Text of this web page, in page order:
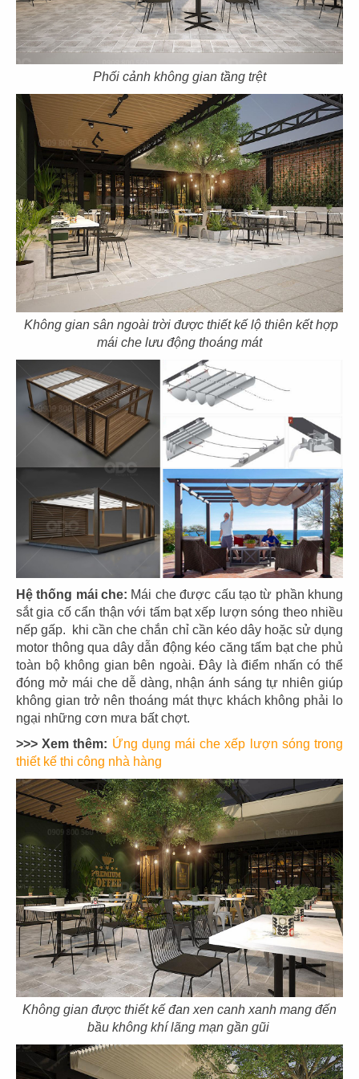
Phối cảnh không gian tầng trệt
Không gian sân ngoài trời được thiết kế lộ thiên kết hợp
mái che lưu động thoáng mát
Hệ thống mái che: Mái che được cấu tạo từ phần khung
sắt gia cố cẩn thận với tấm bạt xếp lượn sóng theo nhiều
nếp gấp. khi cần che chắn chỉ cần kéo dây hoặc sử dụng
motor thông qua dây dẫn động kéo căng tấm bạt che phủ
toàn bộ không gian bên ngoài. Đây là điểm nhấn có thể
đóng mở mái che dễ dàng, nhận ánh sáng tự nhiên giúp
không gian trở nên thoáng mát thực khách không phải lo
ngại những cơn mưa bất chợt.
>>> Xem thêm: Ứng dụng mái che xếp lượn sóng trong
thiết kế thi công nhà hàng
Không gian được thiết kế đan xen canh xanh mang đến
bầu không khí lãng mạn gần gũi
THIẾT KẾ QUÁN CAFE PHÚC KHANG
GARDEN
Chủ đầu tư: Phúc Khang Garden
Diện tích: 210m2
Địa điểm: 210B, P. Linh Đông, TP. Thủ Đức,
TP.HCM
CHI TIẾT
THIẾT KẾ THI CÔNG QUÁN CAFE T
COFFEE
Chủ đầu tư: T Coffee
Diện tích: 487 m2
Địa điểm: 65-66 Mai Chí Thọ, Thành Phố Cần Thơ
CHI TIẾT
THIẾT KẾ QUÁN CAFE PARIS 1987
Chủ đầu tư: Nhà hàng Paris 1987
Diện tích: 672m2
Địa điểm: Vĩnh Long
CHI TIẾT